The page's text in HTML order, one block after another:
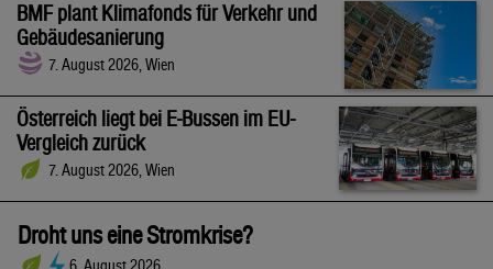
BMF plant Klimafonds für Verkehr und
Gebäudesanierung
7. August 2026, Wien
Österreich liegt bei E-Bussen im EU-
Vergleich zurück
7. August 2026, Wien
Droht uns eine Stromkrise?